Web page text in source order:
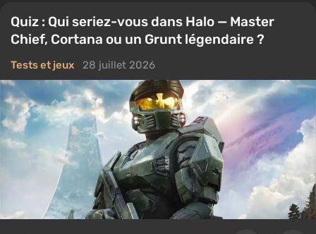
Quiz : Qui seriez-vous dans Halo — Master
Chief, Cortana ou un Grunt légendaire ?
Tests et jeux 28 juillet 2026